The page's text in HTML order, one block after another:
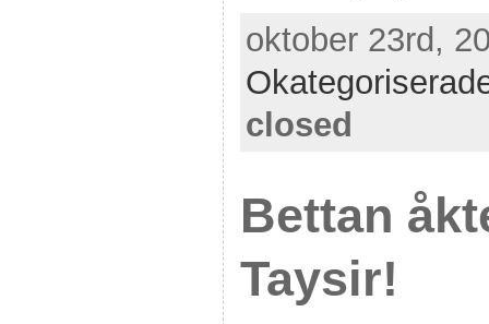
oktober 23rd,
closed
Bettan
Taysir!